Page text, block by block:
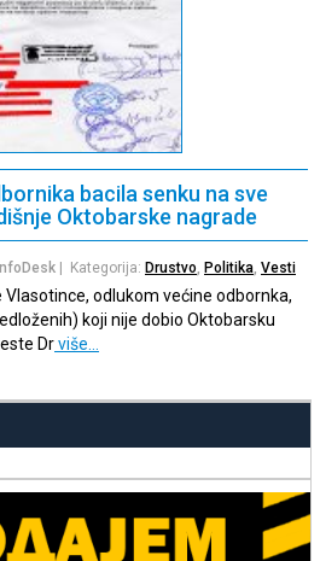
bacila senku na sve
Oktobarske nagrade
InfoDesk | Kategorija: Drustvo, Politika, Vesti
odlukom većine odbornka,
koji nije dobio Oktobarsku
Drviše…